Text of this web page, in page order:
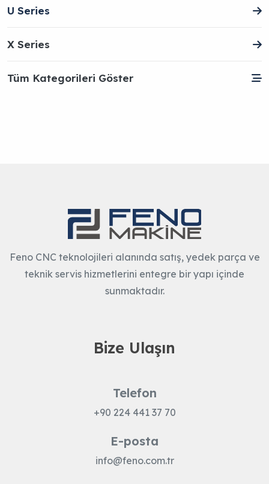
U Series
X Series
Tüm Kategorileri Göster
Bize Ulaşın
Telefon
+90 224 441 37 70
E-posta
info@feno.com.tr
Feno CNC teknolojileri alanında satış, yedek parça ve
teknik servis hizmetlerini entegre bir yapı içinde
sunmaktadır.